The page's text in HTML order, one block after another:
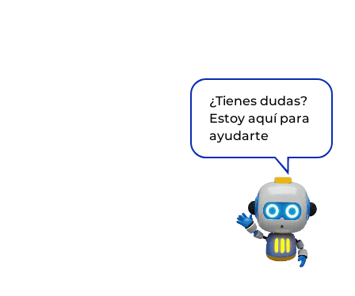
¿Tienes dudas?
Estoy aquí para
ayudarte